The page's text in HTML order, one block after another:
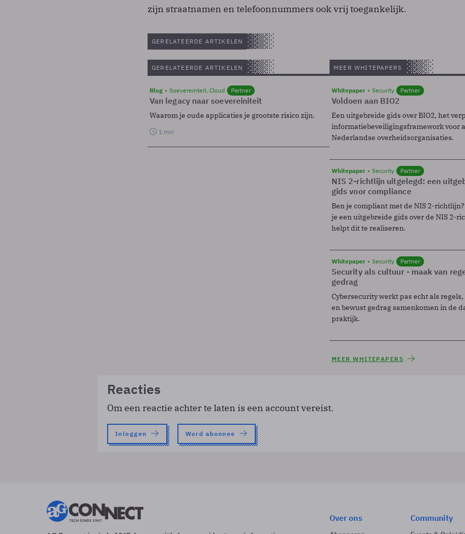
zijn straatnamen en telefoonnummers ook vrij toegankelijk.
GERELATEERDE ARTIKELEN
GERELATEERDE ARTIKELEN
Blog Soevereinteit, Cloud Partner
Van legacy naar soevereiniteit
Waarom je oude applicaties je grootste risico zijn.
1 min
MEER WHITEPAPERS
Whitepaper Security Partner
Voldoen aan BIO2
Een uitgebreide gids over BIO2, het
informatiebeveiligingsframework voor
Nederlandse overheidsorganisaties.
Whitepaper Security Partner
NIS 2-richtlijn uitgelegd: een
gids voor compliance
Ben je compliant met de NIS 2-
je een uitgebreide gids over de NIS 2-
helpt dit te realiseren.
Whitepaper Security Partner
Security als cultuur - maak van
gedrag
Cybersecurity werkt pas echt als
en bewust gedrag samenkomen in de
praktijk.
MEER WHITEPAPERS
Reacties
Om een reactie achter te laten is een account vereist.
Inloggen Word abonnee
Over ons Community